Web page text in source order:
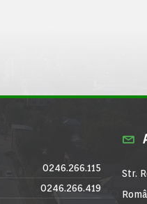
0246.266.115
0246.266.419
Str.